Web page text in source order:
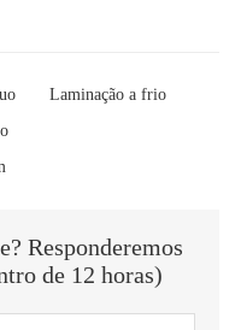
Laminação a frio
Responderemos
de 12 horas)